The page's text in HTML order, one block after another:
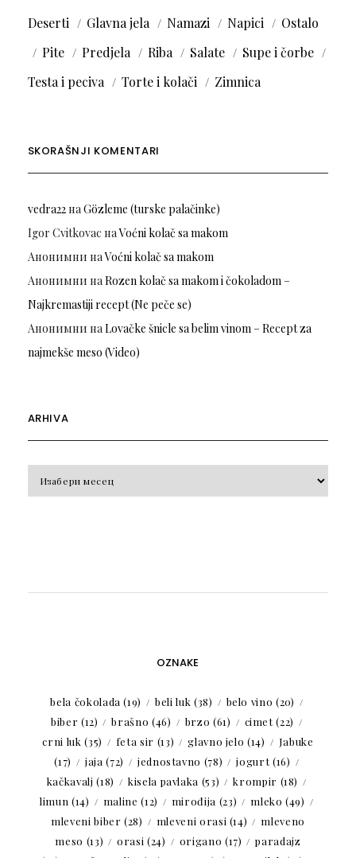
Deserti Glavna jela Namazi Napici
Ostalo
Pite
Predjela Riba Salate
Supe i čorbe
Testa i peciva
Torte i kolači Zimnica
SKORAŠNJI KOMENTARI
vedra22наGözleme (turske palačinke)
Igor Cvitkovac наVoćni kolač sa makom
Анонимни наVoćni kolač sa makom
Анонимни наRozen kolač sa makom i čokoladom –
Najkremastiji recept (Ne peče se)
Анонимни наLovačke šnicle sa belim vinom – Recept za
najmekše meso (Video)
ARHIVA
OZNAKE
bela čokolada (19) beli luk (38) belo vino (20)
biber (12) brašno (46) brzo (61) cimet(22)
crni luk (35) feta sir (13) glavno jelo (14)
Jabuke
(17)
jaja (72) jednostavno (78) jogurt(16)
kačkavalj (18) kisela pavlaka (53) krompir (18)
limun (14) maline (12) mirođija (23) mleko (49)
mleveni biber (28) mleveni orasi (14)
mleveno
meso (13) orasi (24) origano (17)
paradajz